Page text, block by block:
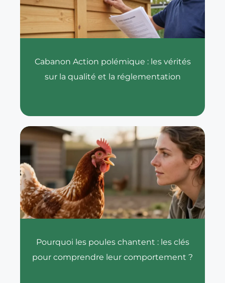
Cabanon Action polémique : les vérités
sur la qualité et la réglementation
Pourquoi les poules chantent : les clés
pour comprendre leur comportement ?